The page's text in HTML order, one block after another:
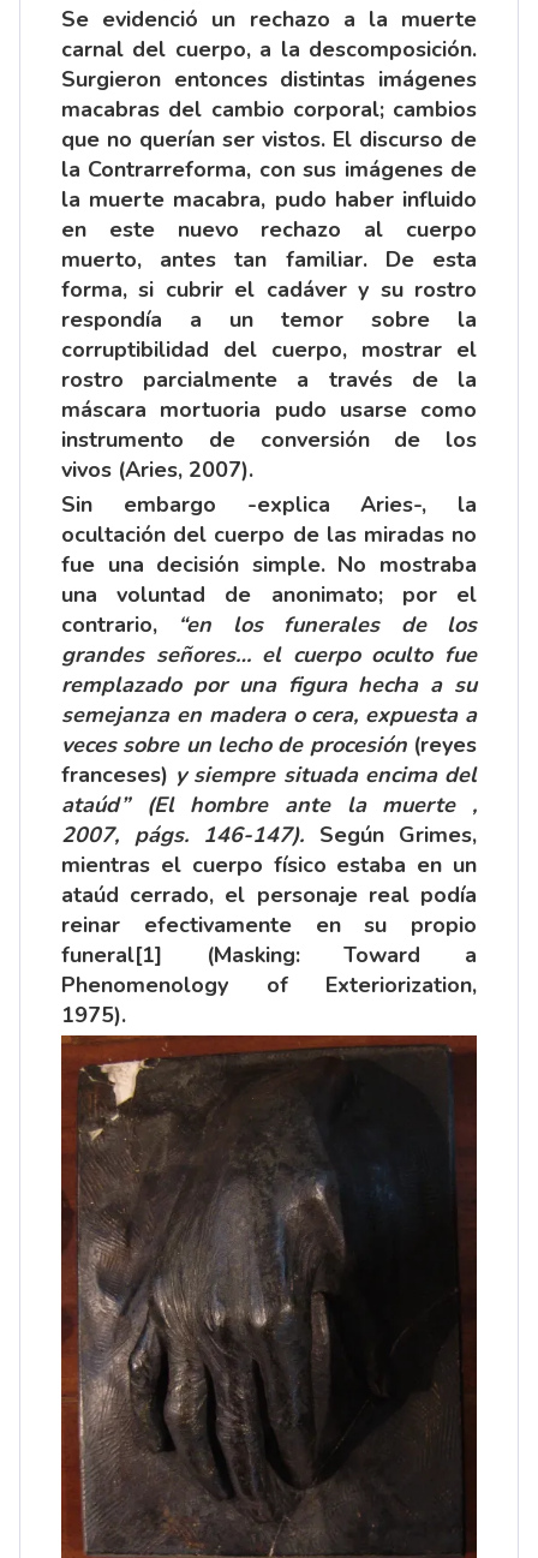
Se evidenció un rechazo a la muerte
carnal del cuerpo, a la descomposición.
Surgieron entonces distintas imágenes
macabras del cambio corporal; cambios
que no querían ser vistos. El discurso de
la Contrarreforma, con sus imágenes de
la muerte macabra, pudo haber influido
en este nuevo rechazo al cuerpo
muerto, antes tan familiar. De esta
forma, si cubrir el cadáver y su rostro
respondía a un temor sobre la
corruptibilidad del cuerpo, mostrar el
rostro parcialmente a través de la
máscara mortuoria pudo usarse como
instrumento de conversión de los
vivos (Aries, 2007).
Sin embargo -explica Aries-, la
ocultación del cuerpo de las miradas no
fue una decisión simple. No mostraba
una voluntad de anonimato; por el
contrario,
“en los funerales de los
grandes señores… el cuerpo oculto fue
remplazado por una figura hecha a su
semejanza en madera o cera, expuesta a
veces sobre un lecho de procesión (reyes
franceses) y siempre situada encima del
ataúd” (El hombre ante la muerte ,
2007, págs. 146-147). Según Grimes,
mientras el cuerpo físico estaba en un
ataúd cerrado, el personaje real podía
reinar efectivamente en su propio
funeral[1] (Masking: Toward a
Phenomenology of Exteriorization,
1975).